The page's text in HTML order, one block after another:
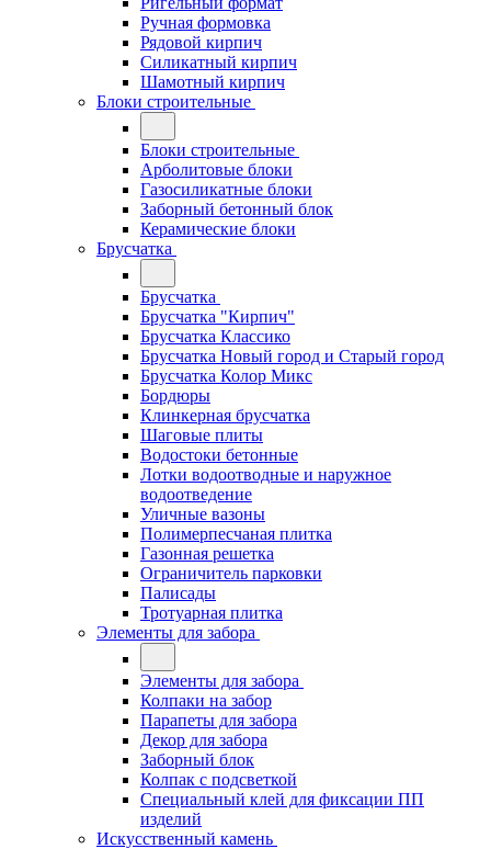
Ручная формовка
Рядовой кирпич
Силикатный кирпич
Шамотный кирпич
Блоки строительные
Блоки строительные
Арболитовые блоки
Газосиликатные блоки
Заборный бетонный блок
Керамические блоки
Брусчатка
Брусчатка
Брусчатка "Кирпич"
Брусчатка Классико
Брусчатка Новый город и Старый город
Брусчатка Колор Микс
Бордюры
Клинкерная брусчатка
Шаговые плиты
Водостоки бетонные
Лотки водоотводные и наружное
водоотведение
Уличные вазоны
Полимерпесчаная плитка
Газонная решетка
Ограничитель парковки
Палисады
Тротуарная плитка
Элементы для забора
Элементы для забора
Колпаки на забор
Парапеты для забора
Декор для забора
Заборный блок
Колпак с подсветкой
Специальный клей для фиксации ПП
изделий
Искусственный камень